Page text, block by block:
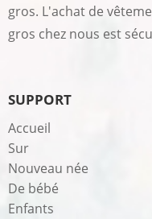
gros. L'achat de
gros chez nous est
SUPPORT
Accueil
Sur
Nouveau née
De bébé
Enfants